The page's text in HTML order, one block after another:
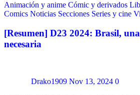
Animación y anime Cómic y derivados
Comics Noticias Secciones Series y cine
[Resumen] D23 2024: Brasil,
necesaria
Drako1909 Nov 13, 2024 0